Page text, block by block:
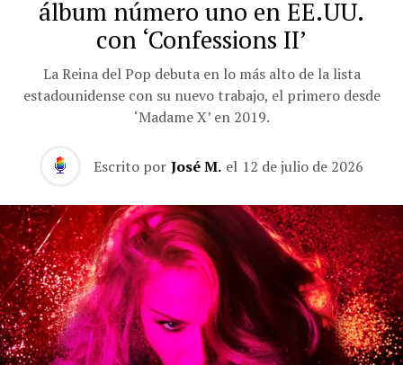
álbum número uno en EE.UU.
con ‘Confessions II’
La Reina del Pop debuta en lo más alto de la lista
estadounidense con su nuevo trabajo, el primero desde
‘Madame X’ en 2019.
Escrito por José M. el 12 de julio de 2026